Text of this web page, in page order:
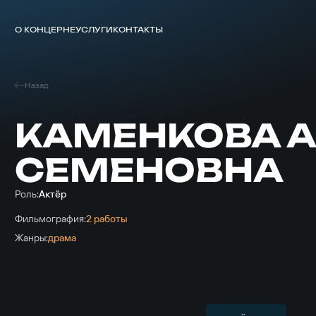
О КОНЦЕРНЕУСЛУГИКОНТАКТЫ
Назад
КАМЕНКОВА
СЕМЕНОВНА
Роль:Актёр
Фильмография:2 работы
Жанры:драма